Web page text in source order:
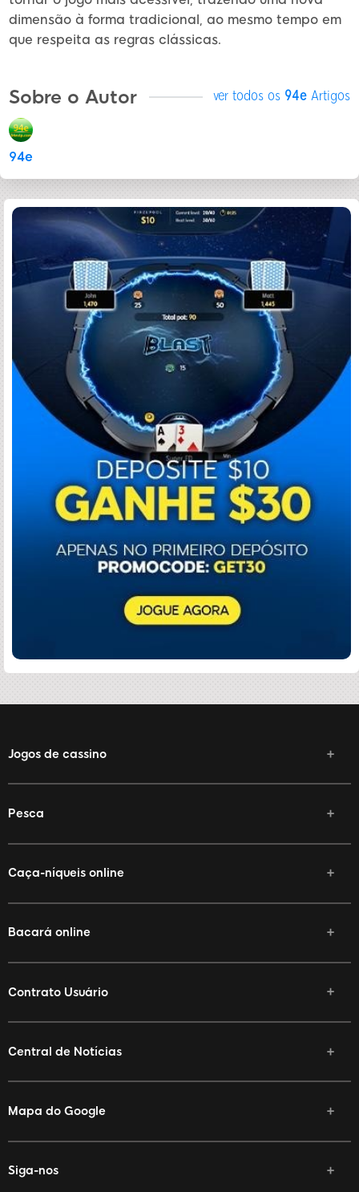
dimensão à forma tradicional, ao mesmo tempo em
que respeita as regras clássicas.
Sobre o Autor ver todos os 94e Artigos
94e
Jogos de cassino
Pesca
Caça-níqueis online
Bacará online
Contrato Usuário
Central de Notícias
Mapa do Google
Siga-nos